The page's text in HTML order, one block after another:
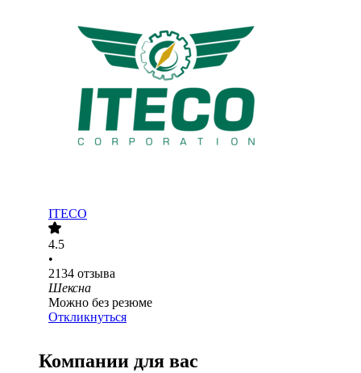
ITECO
4.5
•
2134 отзыва
Шексна
Можно без резюме
Откликнуться
Компании для вас